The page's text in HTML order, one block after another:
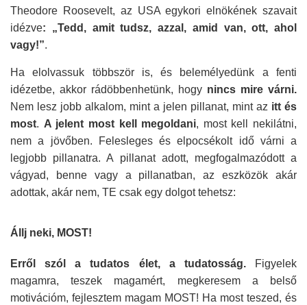
Theodore Roosevelt, az USA egykori elnökének szavait
idézve: „Tedd, amit tudsz, azzal, amid van, ott, ahol
vagy!”.
Ha elolvassuk többször is, és belemélyedünk a fenti
idézetbe, akkor rádöbbenhetünk, hogy nincs mire várni.
Nem lesz jobb alkalom, mint a jelen pillanat, mint az itt és
most. A jelent most kell megoldani, most kell nekilátni,
nem a jövőben. Felesleges és elpocsékolt idő várni a
legjobb pillanatra. A pillanat adott, megfogalmazódott a
vágyad, benne vagy a pillanatban, az eszközök akár
adottak, akár nem, TE csak egy dolgot tehetsz:
Állj neki, MOST!
Erről szól a tudatos élet, a tudatosság.Figyelek
magamra, teszek magamért, megkeresem a belső
motivációm, fejlesztem magam MOST! Ha most teszed, és